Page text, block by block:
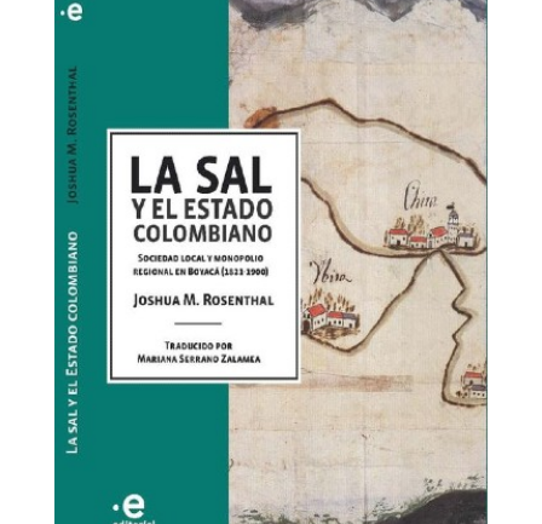
y-
estado-
colombiano.jpg